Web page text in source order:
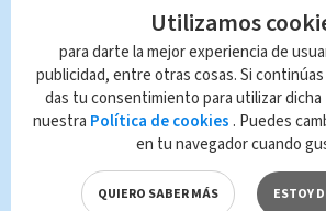
se
oportunamente,
tambiénlamentable
Fiscalía tuviera
una investigación de
comentó Díaz.
Utilizamos
para darte la mejor experiencia de
publicidad, entre otras cosas. Si
das tu consentimiento para utilizar
nuestra Política de cookies . Puedes
en tu navegador cuando
QUIERO SABER MÁS ESTOY